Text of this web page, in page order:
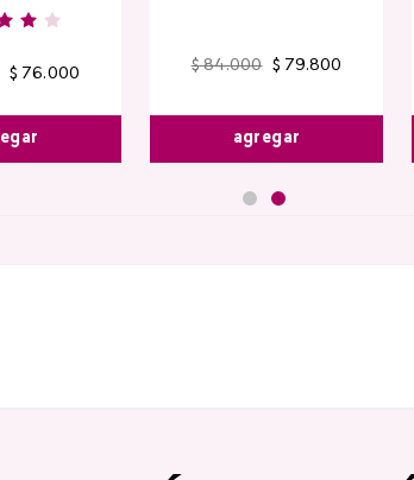
$ 76.000 $ 84.000 $ 79.800
agregar